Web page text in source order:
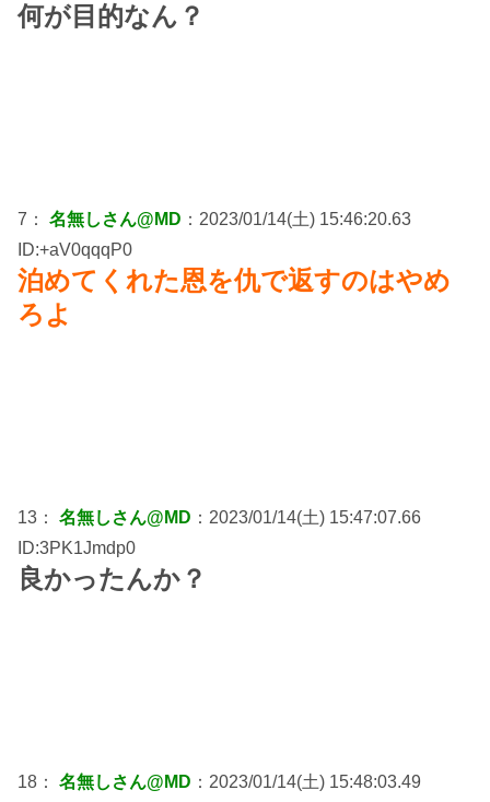
何が目的なん？
7： 名無しさん@MD ：2023/01/14(土) 15:46:20.63
ID:+aV0qqqP0
泊めてくれた恩を仇で返すのはやめ
ろよ
13： 名無しさん@MD ：2023/01/14(土) 15:47:07.66
ID:3PK1Jmdp0
良かったんか？
18： 名無しさん@MD ：2023/01/14(土) 15:48:03.49